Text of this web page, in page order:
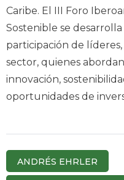
Caribe. El III Foro
Sostenible se
participación de
sector, quienes
innovación,
oportunidades de
ANDRÉS EHRLER